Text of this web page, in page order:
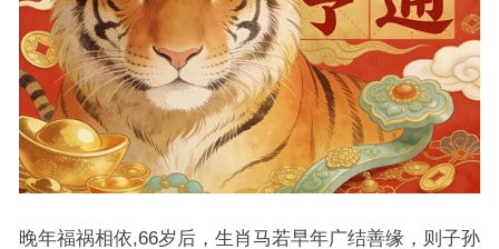
晚年福祸相依,66岁后，生肖马若早年广结善缘，则子孙